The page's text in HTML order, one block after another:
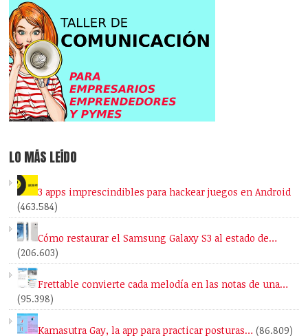
LO MÁS LEÍDO
3 apps imprescindibles para hackear juegos en Android
(463.584)
Cómo restaurar el Samsung Galaxy S3 al estado de…
(206.603)
Frettable convierte cada melodía en las notas de una…
(95.398)
Kamasutra Gay, la app para practicar posturas… (86.809)